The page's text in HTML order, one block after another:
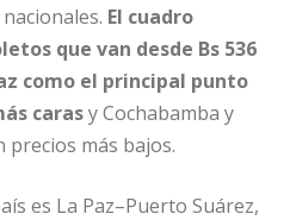
El cuadro
que van desde Bs 536
como el principal punto
carasy Cochabamba y
precios más bajos.
es La Paz–Puerto Suárez,